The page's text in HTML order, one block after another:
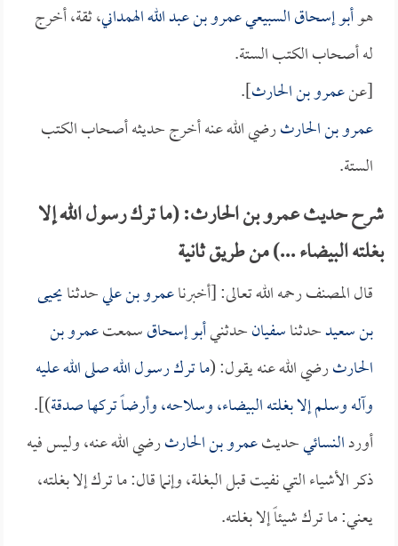
هوأبو إسحاق السبيعي عمرو بن عبد الله الهمداني، ثقة، أخرج
له أصحاب الكتب الستة.
[عنعمرو بن الحارث].
عمرو بن الحارثرضي الله عنه أخرج حديثه أصحاب الكتب
الستة.
شرح حديث عمرو بن الحارث: (ما ترك رسول الله إلا
بغلته البيضاء ...) من طريق ثانية
قال المصنف رحمه الله تعالى: [أخبرناعمرو بن عليحدثنايحيى
بن سعيدحدثناسفيانحدثنيأبو إسحاقسمعتعمرو بن
الحارثرضي الله عنه يقول: (ما ترك رسول الله صلى الله عليه
وآله وسلم إلا بغلته البيضاء، وسلاحه، وأرضاً تركها صدقة)].
أوردالنسائيحديثعمرو بن الحارثرضي الله عنه، وليس فيه
ذكر الأشياء التي نفيت قبل البغلة، وإنما قال: ما ترك إلا بغلته،
يعني: ما ترك شيئاً إلا بغلته.